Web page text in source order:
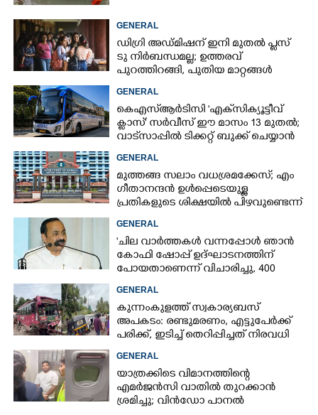
GENERAL
ഡിഗ്രി അഡ്മിഷന് ഇനി മുതൽ പ്ലസ്
ടു നിർബന്ധമല്ല; ഉത്തരവ്
പുറത്തിറങ്ങി, പുതിയ മാറ്റങ്ങൾ
അറിയാം
GENERAL
കെഎസ്‌ആർടിസി 'എക്‌സിക്യൂട്ടീവ്
ക്ളാസ്' സർവീസ് ഈ മാസം 13 മുതൽ;
വാട്‌സാപ്പിൽ ടിക്കറ്റ് ബുക്ക് ചെയ്യാൻ
9447071021
GENERAL
മുത്തങ്ങ സലാം വധശ്രമക്കേസ്; എം
ഗീതാനന്ദൻ ഉൾപ്പെടെയുള്ള
പ്രതികളുടെ ശിക്ഷയിൽ പിഴവുണ്ടെന്ന്
ഹൈക്കോടതി
GENERAL
'ചില വാർത്തകൾ വന്നപ്പോൾ ഞാൻ
കോഫി ഷോപ്പ് ഉദ്ഘാടനത്തിന്
പോയതാണെന്ന് വിചാരിച്ചു, 400
കോടിയുടെ പ്രോജക്ടാണ് അത്'
GENERAL
കുന്നംകുളത്ത് സ്വകാര്യബസ്
അപകടം: രണ്ടുമരണം, എട്ടുപേർക്ക്
പരിക്ക്, ഇടിച്ച് തെറിപ്പിച്ചത് നിരവധി
വാഹനങ്ങളെ
GENERAL
യാത്രക്കിടെ വിമാനത്തിന്റെ
എമർജൻസി വാതിൽ തുറക്കാൻ
ശ്രമിച്ചു; വിൻഡോ പാനൽ